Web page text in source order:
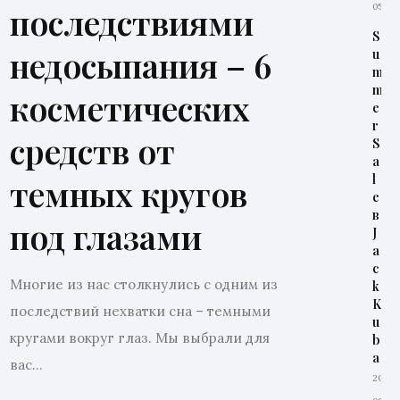
последствиями
недосыпания – 6
косметических
средств от
темных кругов
под глазами
Многие из нас столкнулись с одним из
последствий нехватки сна – темными
кругами вокруг глаз. Мы выбрали для
вас...
05
S
u
m
m
e
r
S
a
l
e
в
J
a
c
k
K
u
b
a
2026-